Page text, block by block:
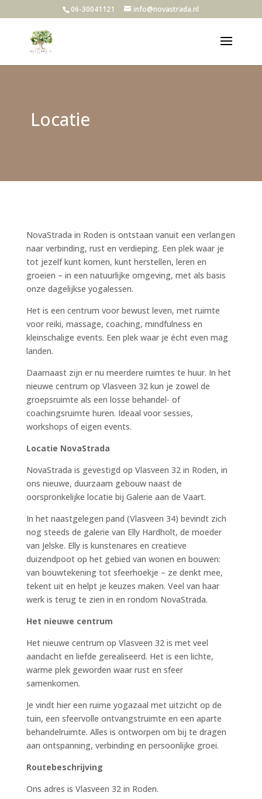
06-30041121 info@novastrada.nl
Locatie
NovaStrada in Roden is ontstaan vanuit een verlangen
naar verbinding, rust en verdieping. Een plek waar je
tot jezelf kunt komen, kunt herstellen, leren en
groeien – in een natuurlijke omgeving, met als basis
onze dagelijkse yogalessen.
Het is een centrum voor bewust leven, met ruimte
voor reiki, massage, coaching, mindfulness en
kleinschalige events. Een plek waar je écht even mag
landen.
Daarnaast zijn er nu meerdere ruimtes te huur. In het
nieuwe centrum op Vlasveen 32 kun je zowel de
groepsruimte als een losse behandel- of
coachingsruimte huren. Ideaal voor sessies,
workshops of eigen events.
Locatie NovaStrada
NovaStrada is gevestigd op Vlasveen 32 in Roden, in
ons nieuwe, duurzaam gebouw naast de
oorspronkelijke locatie bij Galerie aan de Vaart.
In het naastgelegen pand (Vlasveen 34) bevindt zich
nog steeds de galerie van Elly Hardholt, de moeder
van Jelske. Elly is kunstenares en creatieve
duizendpoot op het gebied van wonen en bouwen:
van bouwtekening tot sfeerhoekje – ze denkt mee,
tekent uit en helpt je keuzes maken. Veel van haar
werk is terug te zien in en rondom NovaStrada.
Het nieuwe centrum
Het nieuwe centrum op Vlasveen 32 is met veel
aandacht en liefde gerealiseerd. Het is een lichte,
warme plek geworden waar rust en sfeer
samenkomen.
Je vindt hier een ruime yogazaal met uitzicht op de
tuin, een sfeervolle ontvangstruimte en een aparte
behandelruimte. Alles is ontworpen om bij te dragen
aan ontspanning, verbinding en persoonlijke groei.
Routebeschrijving
Ons adres is Vlasveen 32 in Roden.